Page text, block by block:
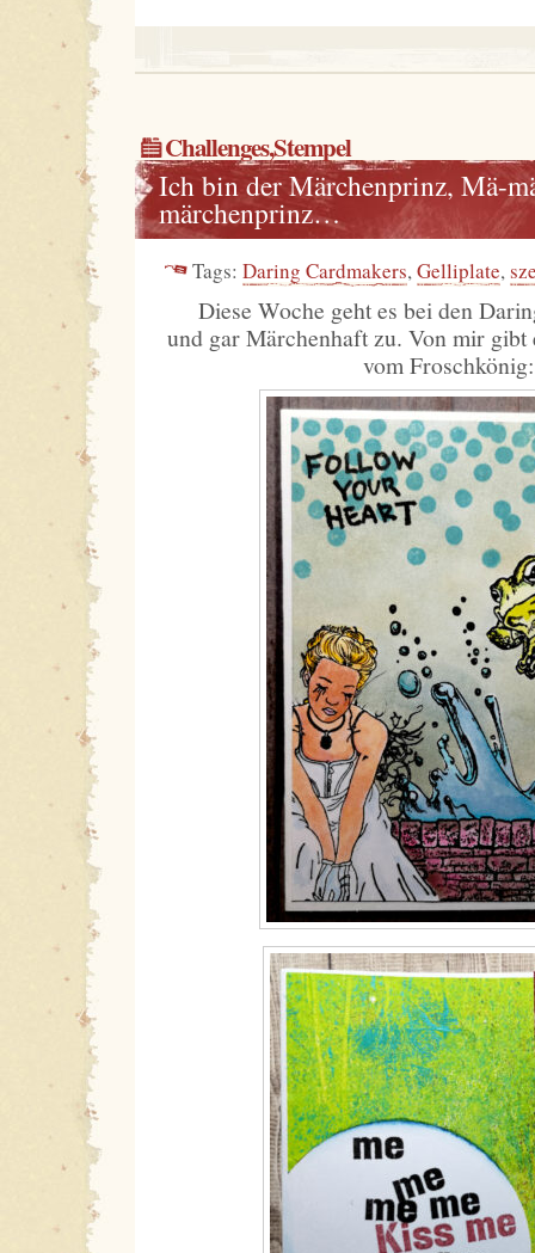
Challenges,Stempel
Ich bin der Märchenprinz, Mä-
märchenprinz…
Tags: Daring Cardmakers, Gelliplate,
Diese Woche geht es bei den
und gar Märchenhaft zu. Von mir gibt
vom Froschkönig: